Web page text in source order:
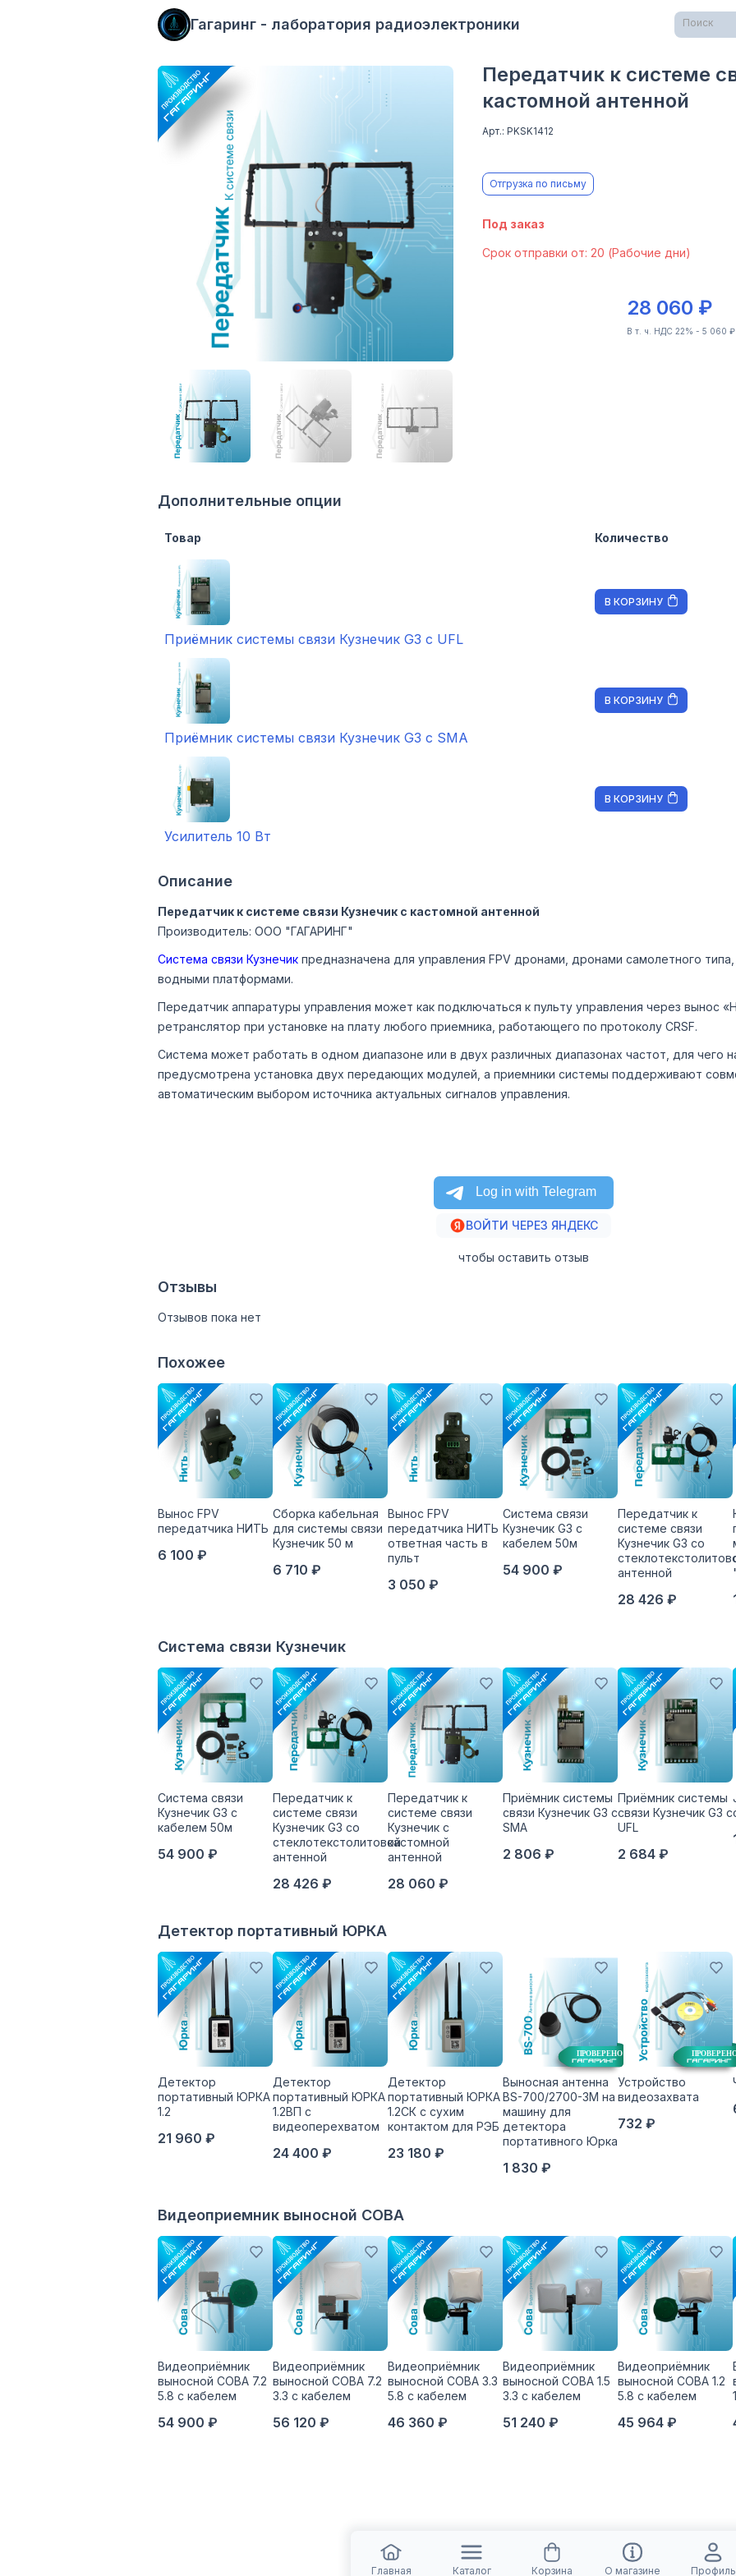
Гагаринг - лаборатория радиоэлектроники Поиск
Передатчик к системе
кастомной антенной
Арт.: PKSK1412
Отгрузка по письму
Под заказ
Cрок отправки от: 20 (Рабочие дни)
28 060 ₽
В т. ч. НДС 22% - 5 060 ₽
Дополнительные опции
Товар Количество
Приёмник системы связи Кузнечик G3 с UFL
В КОРЗИНУ
Приёмник системы связи Кузнечик G3 с SMA
В КОРЗИНУ
Усилитель 10 Вт
В КОРЗИНУ
Описание
Передатчик к системе связи Кузнечик с кастомной антенной
Производитель: ООО "ГАГАРИНГ"
Система связи Кузнечикпредназначена для управления FPV дронами, дронами самолетного
водными платформами.
Передатчик аппаратуры управления может как подключаться к пульту управления через вынос
ретранслятор при установке на плату любого приемника, работающего по протоколу CRSF.
Система может работать в одном диапазоне или в двух различных диапазонах частот, для чего
предусмотрена установка двух передающих модулей, а приемники системы поддерживают
автоматическим выбором источника актуальных сигналов управления.
ВОЙТИ ЧЕРЕЗ ЯНДЕКС
чтобы оставить отзыв
Отзывы
Отзывов пока нет
Похожее
Вынос FPV
передатчика НИТЬ
6 100 ₽
Сборка кабельная
для системы связи
Кузнечик 50 м
6 710 ₽
Вынос FPV
передатчика НИТЬ
ответная часть в
пульт
3 050 ₽
Система связи
Кузнечик G3 с
кабелем 50м
54 900 ₽
Передатчик к
системе связи
Кузнечик G3 со
антенной
28 426 ₽
Система связи Кузнечик
Система связи
Кузнечик G3 с
кабелем 50м
54 900 ₽
Передатчик к
системе связи
Кузнечик G3 со
стеклотекстолитовой
антенной
28 426 ₽
Передатчик к
системе связи
Кузнечик с
кастомной
антенной
28 060 ₽
Приёмник системы
связи Кузнечик G3 с
SMA
2 806 ₽
Приёмник системы
связи Кузнечик G3 с
UFL
2 684 ₽
Детектор портативный ЮРКА
Детектор
портативный ЮРКА
1.2
21 960 ₽
Детектор
портативный ЮРКА
1.2ВП с
видеоперехватом
24 400 ₽
Детектор
портативный ЮРКА
1.2СК с сухим
контактом для РЭБ
23 180 ₽
Выносная антенна
BS-700/2700-3M на
машину для
детектора
портативного Юрка
1 830 ₽
Устройство
видеозахвата
732 ₽
Видеоприемник выносной СОВА
Видеоприёмник
выносной СОВА 7.2
5.8 с кабелем
54 900 ₽
Видеоприёмник
выносной СОВА 7.2
3.3 с кабелем
56 120 ₽
Видеоприёмник
выносной СОВА 3.3
5.8 с кабелем
46 360 ₽
Видеоприёмник
выносной СОВА 1.5
3.3 с кабелем
51 240 ₽
Видеоприёмник
выносной СОВА 1.2
5.8 с кабелем
45 964 ₽
Главная Каталог Корзина О магазине Профиль